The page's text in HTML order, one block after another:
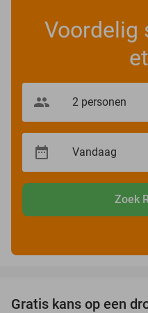
Voordelig
Zoek
Gratis kans op een